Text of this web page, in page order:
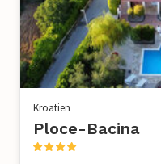
Kroatien
Ploce-Bacina